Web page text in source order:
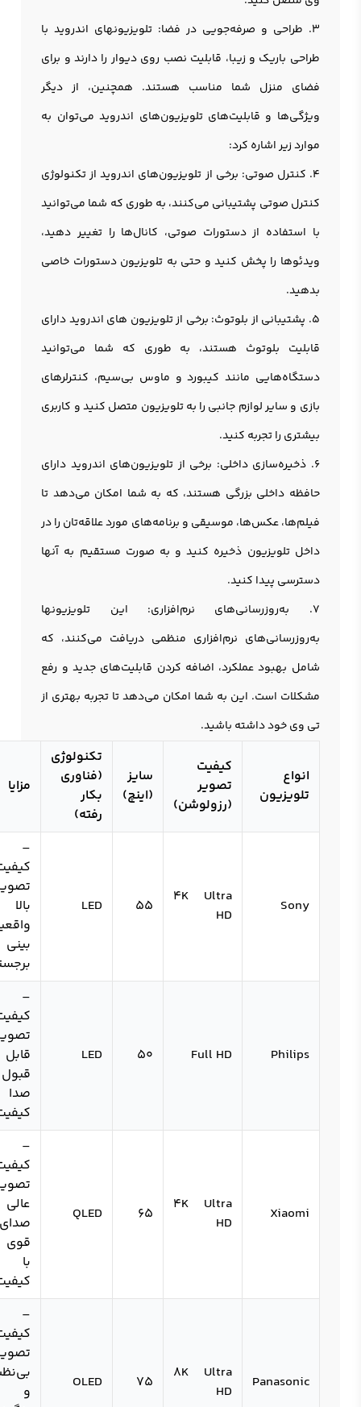
3. طراحی و صرفه‌جویی در فضا: تلويزیونهای اندروید با
طراحی باریک و زیبا، قابلیت نصب روی دیوار را دارند و برای
فضای منزل شما مناسب هستند. همچنین، از دیگر
ویژگی‌ها و قابلیت‌های تلویزیون‌های اندرويد می‌توان به
موارد زیر اشاره کرد:
4. کنترل صوتی: برخی از تلویزیون‌های اندروید از تکنولوژی
کنترل صوتی پشتیبانی می‌کنند، به طوری که شما می‌توانید
با استفاده از دستورات صوتی، کانال‌ها را تغییر دهید،
ویدئوها را پخش کنید و حتی به تلويزيون دستورات خاصی
بدهید.
5. پشتیبانی از بلوتوث: برخی از تلويزيون ‌های اندرويد دارای
قابلیت بلوتوث هستند، به طوری که شما می‌توانید
دستگاه‌هایی مانند کیبورد و ماوس بی‌سیم، کنترلرهای
بازی و سایر لوازم جانبی را به تلويزیون متصل کنید و کاربری
بیشتری را تجربه کنید.
6. ذخیره‌سازی داخلی: برخی از تلویزیون‌های اندرويد دارای
حافظه داخلی بزرگی هستند، که به شما امکان می‌دهد تا
فیلم‌ها، عکس‌ها، موسیقی و برنامه‌های مورد علاقه‌تان را در
داخل تلویزیون ذخیره کنید و به صورت مستقیم به آنها
دسترسی پیدا کنید.
7. به‌روزرسانی‌های نرم‌افزاری: این تلويزيونها
به‌روزرسانی‌های نرم‌افزاری منظمی دریافت می‌کنند، که
شامل بهبود عملکرد، اضافه کردن قابلیت‌های جدید و رفع
مشکلات است. این به شما امکان می‌دهد تا تجربه بهتری از
تی وی خود داشته باشید.
انواع
تلویزیون
کیفیت
تصویر
(رزولوشن)
سایز
(اینچ)
تکنولوژی
(فناوری
بکار
رفته)
مزایا
Sony
4K Ultra
HD
55
LED
–
بینی
Philips
Full HD
50
LED
–
قابل
صدا
Xiaomi
4K Ultra
HD
65
QLED
–
با
Panasonic
8K Ultra
HD
75
OLED
–
و